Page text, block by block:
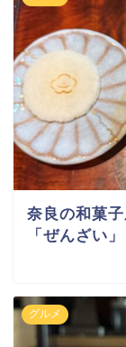
奈良の和菓
「ぜんざい
グルメ